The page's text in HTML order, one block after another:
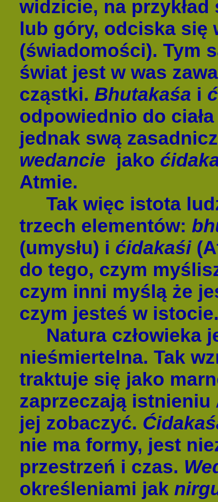
widzicie, na przykład
lub góry, odciska się
(świadomości). Tym
świat jest w was
cząstki. Bhutakaśa i
odpowiednio do
jednak swą
wedancie jako
Atmie.
Tak więc istota
trzech elementów:
(umysłu) i ćidakaśi
do tego, czym
czym inni myślą że
czym jesteś w
Natura człowieka
nieśmiertelna. Tak
traktuje się jako
zaprzeczają istnieniu
jej zobaczyć.
nie ma formy, jest
przestrzeń i czas.
określeniami jak